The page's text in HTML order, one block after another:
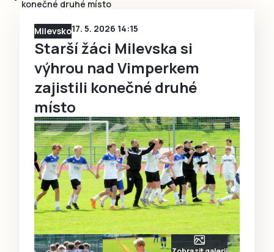
konečné druhé místo
Milevsko17. 5. 2026 14:15
Starší žáci Milevska si
výhrou nad Vimperkem
zajistili konečné druhé
místo